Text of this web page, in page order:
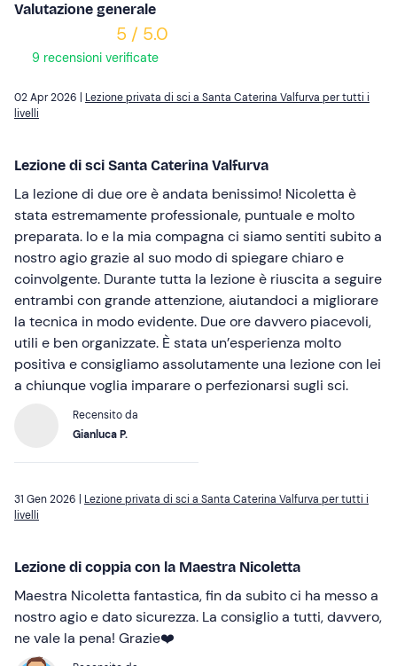
Valutazione generale
5 / 5.0
9 recensioni verificate
02 Apr 2026 | Lezione privata di sci a Santa Caterina Valfurva per tutti i
livelli
Lezione di sci Santa Caterina Valfurva
La lezione di due ore è andata benissimo! Nicoletta è
stata estremamente professionale, puntuale e molto
preparata. Io e la mia compagna ci siamo sentiti subito a
nostro agio grazie al suo modo di spiegare chiaro e
coinvolgente. Durante tutta la lezione è riuscita a seguire
entrambi con grande attenzione, aiutandoci a migliorare
la tecnica in modo evidente. Due ore davvero piacevoli,
utili e ben organizzate. È stata un’esperienza molto
positiva e consigliamo assolutamente una lezione con lei
a chiunque voglia imparare o perfezionarsi sugli sci.
Recensito da
Gianluca P.
31 Gen 2026 | Lezione privata di sci a Santa Caterina Valfurva per tutti i
livelli
Lezione di coppia con la Maestra Nicoletta
Maestra Nicoletta fantastica, fin da subito ci ha messo a
nostro agio e dato sicurezza. La consiglio a tutti, davvero,
ne vale la pena! Grazie❤️